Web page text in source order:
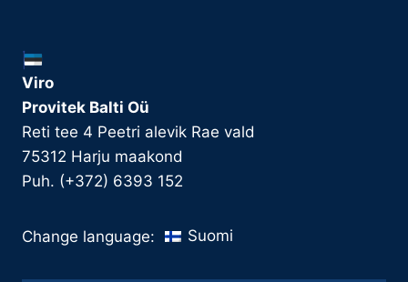
Viro
Provitek Balti Oü
Reti tee 4 Peetri alevik Rae vald
75312 Harju maakond
Puh. (+372) 6393 152
Change language: Suomi